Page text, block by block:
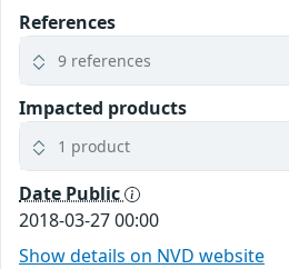
References
9 references
Impacted products
1 product
Date Public
2018-03-27 00:00
Show details on NVD website